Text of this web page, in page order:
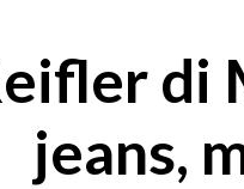
di
jeans,